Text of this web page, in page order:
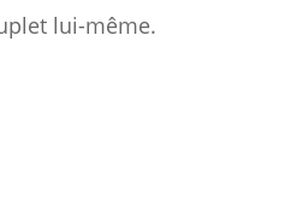
lui-même.